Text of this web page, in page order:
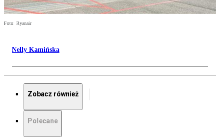
Foto: Ryanair
Nelly Kamińska
Zobacz również
Polecane